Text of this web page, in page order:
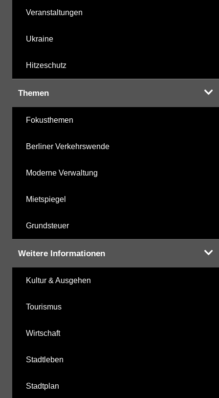
Veranstaltungen
Ukraine
Hitzeschutz
Themen
Fokusthemen
Berliner Verkehrswende
Moderne Verwaltung
Mietspiegel
Grundsteuer
Weitere Informationen
Kultur & Ausgehen
Tourismus
Wirtschaft
Stadtleben
Stadtplan